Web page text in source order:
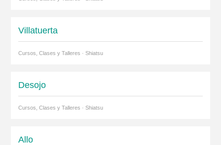
Villatuerta
Cursos, Clases y Talleres · Shiatsu
Desojo
Cursos, Clases y Talleres · Shiatsu
Allo